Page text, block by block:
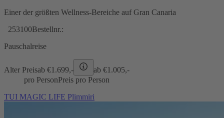
Einer der größten Wellness-Bereiche auf Gran Canaria
253100Bestellnr.:
Pauschalreise
Alter Preisab €1.699,- ab €1.005,-
pro PersonPreis pro Person
TUI MAGIC LIFE Plimmiri